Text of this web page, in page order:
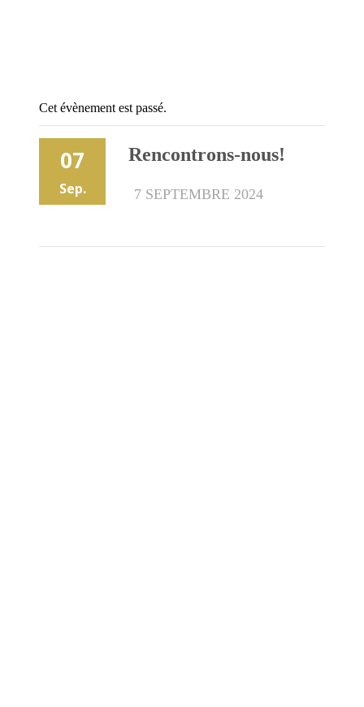
Cet évènement est passé.
07
Sep.
Rencontrons-nous!
7 SEPTEMBRE 2024